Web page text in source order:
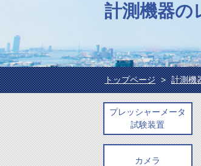
計測機器の
トップページ 計測機
プレッシャーメータ
試験装置
カメラ